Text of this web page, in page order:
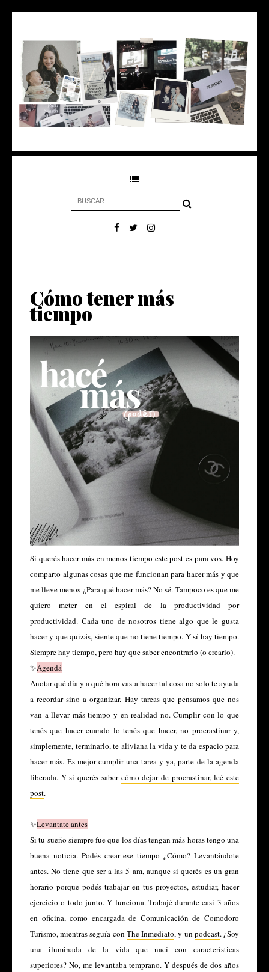
Cómo tener más
tiempo
Si querés hacer más en menos tiempo este post es para vos. Hoy
comparto algunas cosas que me funcionan para hacer más y que
me lleve menos ¿Para qué hacer más? No sé. Tampoco es que me
quiero meter en el espiral de la productividad por
productividad. Cada uno de nosotros tiene algo que le gusta
hacer y que quizás, siente que no tiene tiempo. Y sí hay tiempo.
Siempre hay tiempo, pero hay que saber encontrarlo (o crearlo).
✨Agendá
Anotar qué día y a qué hora vas a hacer tal cosa no solo te ayuda
a recordar sino a organizar. Hay tareas que pensamos que nos
van a llevar más tiempo y en realidad no. Cumplir con lo que
tenés que hacer cuando lo tenés que hacer, no procrastinar y,
simplemente, terminarlo, te aliviana la vida y te da espacio para
hacer más. Es mejor cumplir una tarea y ya, parte de la agenda
liberada. Y si querés saber cómo dejar de procrastinar, leé este
post.
✨Levantate antes
Si tu sueño siempre fue que los días tengan más horas tengo una
buena noticia. Podés crear ese tiempo ¿Cómo? Levantándote
antes. No tiene que ser a las 5 am, aunque si querés es un gran
horario porque podés trabajar en tus proyectos, estudiar, hacer
ejercicio o todo junto. Y funciona. Trabajé durante casi 3 años
en oficina, como encargada de Comunicación de Comodoro
Turismo, mientras seguía con The Inmediato, y un podcast. ¿Soy
una iluminada de la vida que nací con características
superiores? No, me levantaba temprano. Y después de dos años